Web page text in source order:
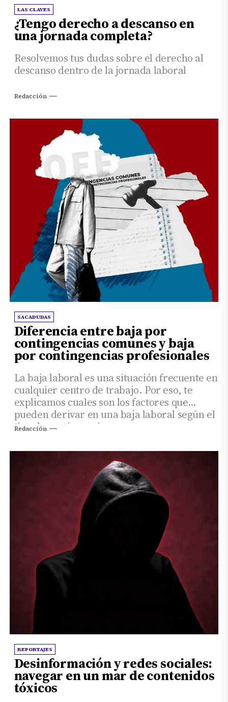
LAS CLAVES
¿Tengo derecho a descanso en
una jornada completa?
Resolvemos tus dudas sobre el derecho al
descanso dentro de la jornada laboral
Redacción
SACADUDAS
Diferencia entre baja por
contingencias comunes y baja
por contingencias profesionales
La baja laboral es una situación frecuente en
cualquier centro de trabajo. Por eso, te
explicamos cuales son los factores que
pueden derivar en una baja laboral según el
tipo de contingencia.
Redacción
REPORTAJES
Desinformación y redes sociales:
navegar en un mar de contenidos
tóxicos